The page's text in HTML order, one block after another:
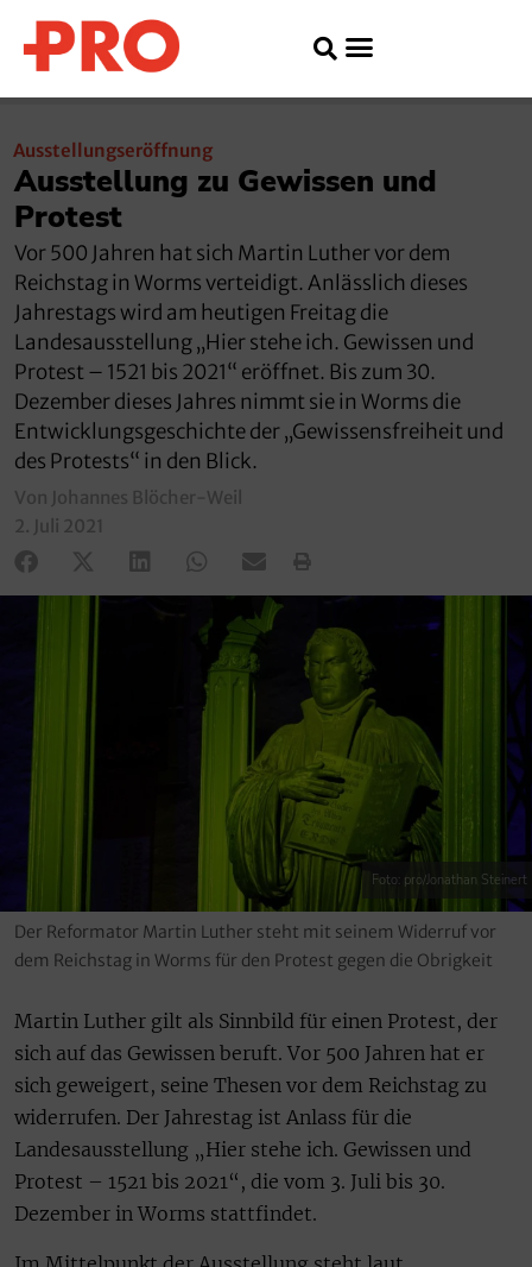
Ausstellungseröffnung
Ausstellung zu Gewissen und
Protest
Vor 500 Jahren hat sich Martin Luther vor dem
Reichstag in Worms verteidigt. Anlässlich dieses
Jahrestags wird am heutigen Freitag die
Landesausstellung „Hier stehe ich. Gewissen und
Protest – 1521 bis 2021“ eröffnet. Bis zum 30.
Dezember dieses Jahres nimmt sie in Worms die
Entwicklungsgeschichte der „Gewissensfreiheit und
des Protests“ in den Blick.
Von Johannes Blöcher-Weil
2. Juli 2021
Foto: pro/Jonathan Steinert
Der Reformator Martin Luther steht mit seinem Widerruf vor
dem Reichstag in Worms für den Protest gegen die Obrigkeit
Martin Luther gilt als Sinnbild für einen Protest, der
sich auf das Gewissen beruft. Vor 500 Jahren hat er
sich geweigert, seine Thesen vor dem Reichstag zu
widerrufen. Der Jahrestag ist Anlass für die
Landesausstellung „Hier stehe ich. Gewissen und
Protest – 1521 bis 2021“, die vom 3. Juli bis 30.
Dezember in Worms stattfindet.